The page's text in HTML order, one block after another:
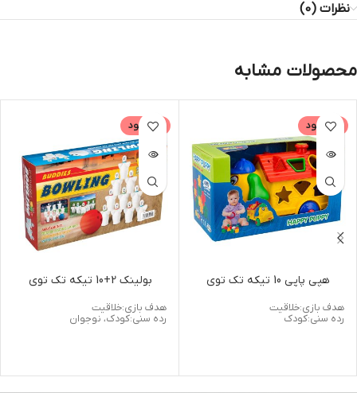
نظرات (0)
محصولات مشابه
ناموجود
هپی پاپی 10 تیکه تک توی
هدف بازی:خلاقیت
رده سنی:کودک
ناموجود
بولینک 2+10 تیکه تک توی
هدف بازی:خلاقیت
رده سنی:کودک، نوجوان